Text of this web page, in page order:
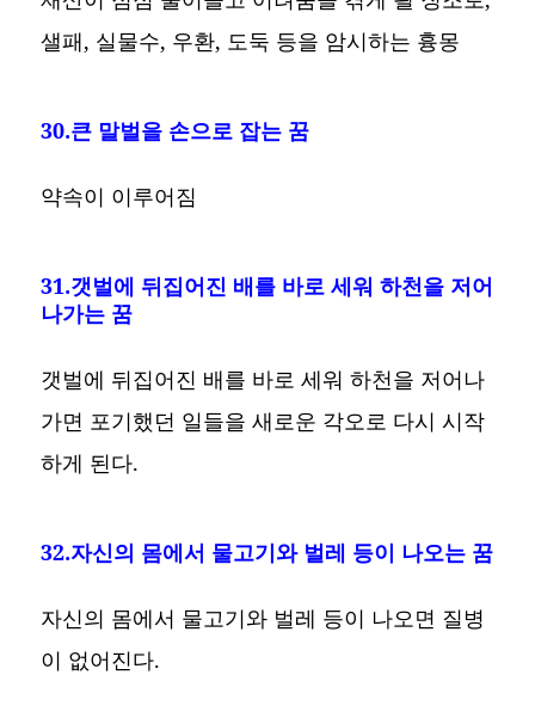
샐패, 실물수, 우환, 도둑 등을 암시하는 흉몽
30.큰 말벌을 손으로 잡는 꿈
약속이 이루어짐
31.갯벌에 뒤집어진 배를 바로 세워 하천을 저어
나가는 꿈
갯벌에 뒤집어진 배를 바로 세워 하천을 저어나
가면 포기했던 일들을 새로운 각오로 다시 시작
하게 된다.
32.자신의 몸에서 물고기와 벌레 등이 나오는 꿈
자신의 몸에서 물고기와 벌레 등이 나오면 질병
이 없어진다.